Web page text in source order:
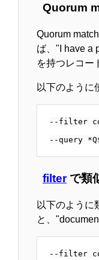
Quorum
Quorum
ば、"I have a
を持つレコー
以下のように
--filter
filterで類
以下のように
と、